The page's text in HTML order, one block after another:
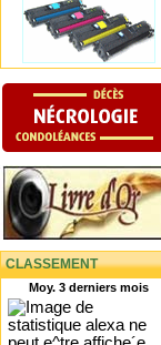
CLASSEMENT
Moy. 3 derniers mois